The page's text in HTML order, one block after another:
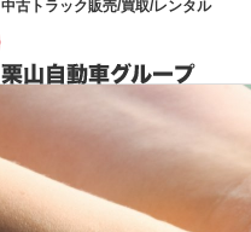
中古トラック販売/買取/レンタル